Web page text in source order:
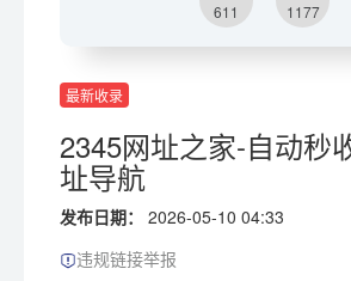
611 1177
最新收录
2345网址之家-自动秒
址导航
发布日期：
2026-05-10 04:33
违规链接举报